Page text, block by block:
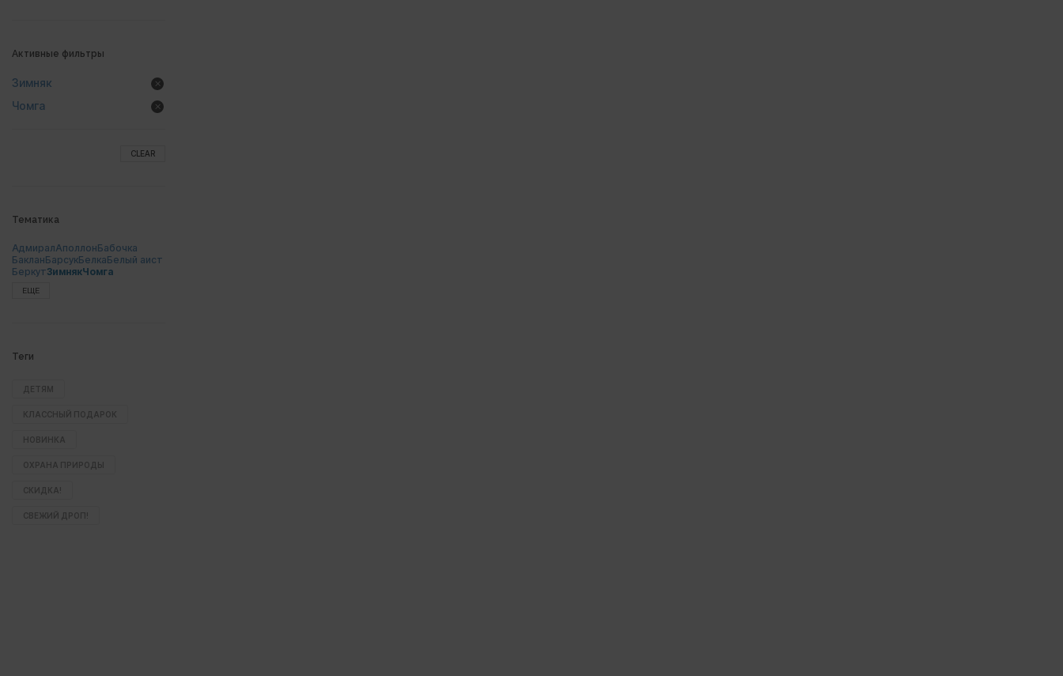
Активные фильтры
Зимняк
Чомга
CLEAR
Тематика
АдмиралАполлонБабочка
БакланБарсукБелкаБелый аист
БеркутЗимнякЧомга
ЕЩЕ
Теги
ДЕТЯМ
КЛАССНЫЙ ПОДАРОК
НОВИНКА
ОХРАНА ПРИРОДЫ
СКИДКА!
СВЕЖИЙ ДРОП!